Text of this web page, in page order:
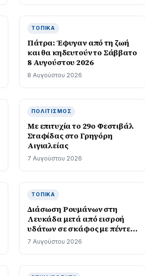
ΤΟΠΙΚΆ
Πάτρα: Έφυγαν από τη ζωή
και θα κηδευτούν το Σάββατο
8 Αυγούστου 2026
8 Αυγούστου 2026
ΠΟΛΙΤΙΣΜΌΣ
Με επιτυχία το 29ο Φεστιβάλ
Σταφίδας στο Γρηγόρη
Aιγιαλείας
7 Αυγούστου 2026
ΤΟΠΙΚΆ
Διάσωση Ρουμάνων στη
Λευκάδα μετά από εισροή
υδάτων σε σκάφος με πέντε
επιβαίνοντες
7 Αυγούστου 2026